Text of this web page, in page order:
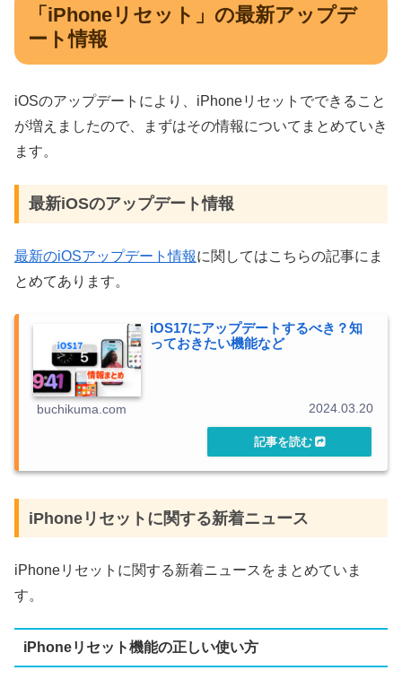
「iPhoneリセット」の最新アップデ
ート情報
iOSのアップデートにより、iPhoneリセットでできること
が増えましたので、まずはその情報についてまとめていき
ます。
最新iOSのアップデート情報
最新のiOSアップデート情報に関してはこちらの記事にま
とめてあります。
iOS17にアップデートするべき？知
っておきたい機能など
buchikuma.com 2024.03.20
iPhoneリセットに関する新着ニュース
iPhoneリセットに関する新着ニュースをまとめていま
す。
iPhoneリセット機能の正しい使い方